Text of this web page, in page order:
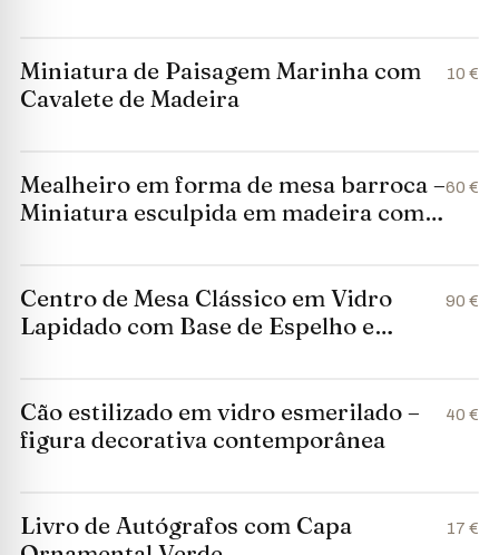
Miniatura de Paisagem Marinha com
Cavalete de Madeira
10 €
Mealheiro em forma de mesa barroca –
Miniatura esculpida em madeira com
60 €
Centro de Mesa Clássico em Vidro
Lapidado com Base de Espelho e
90 €
Cão estilizado em vidro esmerilado –
figura decorativa contemporânea
40 €
Livro de Autógrafos com Capa
17 €